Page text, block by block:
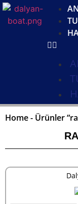
Home- Ürünler